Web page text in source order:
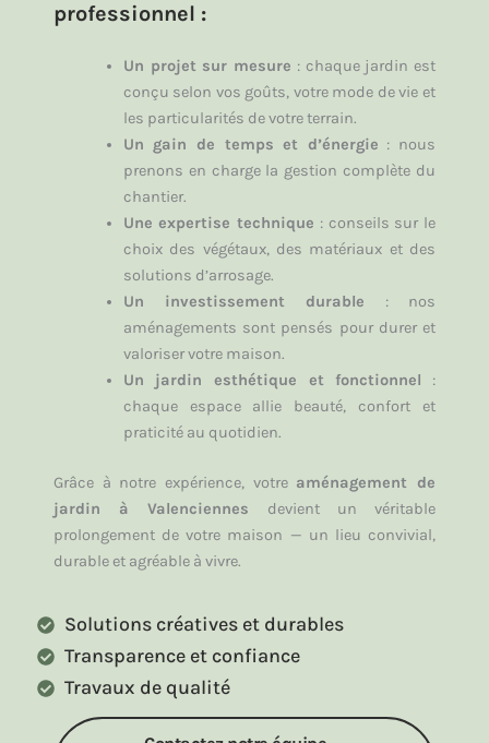
professionnel :
Un projet sur mesure : chaque jardin est
conçu selon vos goûts, votre mode de vie et
les particularités de votre terrain.
Un gain de temps et d’énergie : nous
prenons en charge la gestion complète du
chantier.
Une expertise technique : conseils sur le
choix des végétaux, des matériaux et des
solutions d’arrosage.
Un investissement durable : nos
aménagements sont pensés pour durer et
valoriser votre maison.
Un jardin esthétique et fonctionnel :
chaque espace allie beauté, confort et
praticité au quotidien.
Grâce à notre expérience, votre aménagement de
jardin à Valenciennes devient un véritable
prolongement de votre maison — un lieu convivial,
durable et agréable à vivre.
Solutions créatives et durables
Transparence et confiance
Travaux de qualité